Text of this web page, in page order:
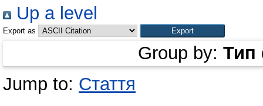
Up a level
Export as
Group by: Тип
Jump to: Стаття